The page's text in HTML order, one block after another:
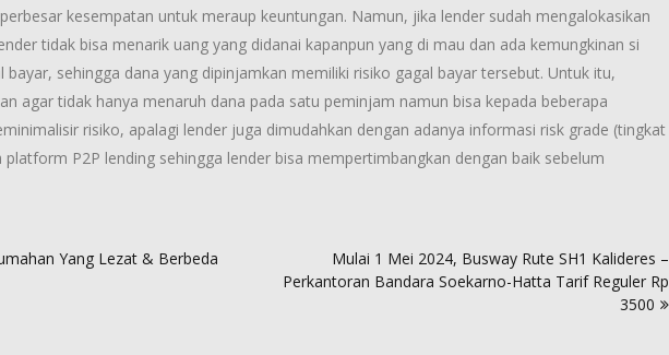
kesempatan untuk meraup keuntungan. Namun, jika lender sudah mengalokasikan
tidak bisa menarik uang yang didanai kapanpun yang di mau dan ada kemungkinan si
sehingga dana yang dipinjamkan memiliki risiko gagal bayar tersebut. Untuk itu,
agar tidak hanya menaruh dana pada satu peminjam namun bisa kepada beberapa
risiko, apalagi lender juga dimudahkan dengan adanya informasi risk grade (tingkat
P2P lending sehingga lender bisa mempertimbangkan dengan baik sebelum
Yang Lezat & Berbeda
Mulai 1 Mei 2024, Busway Rute SH1 Kalideres –
Perkantoran Bandara Soekarno-Hatta Tarif Reguler Rp
3500